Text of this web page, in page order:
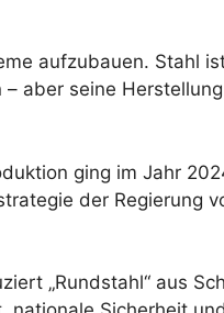
aufzubauen. Stahl
aber seine
ging im Jahr
der Regierung
„Rundstahl“ aus